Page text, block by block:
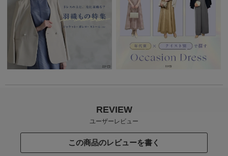
REVIEW
ユーザーレビュー
この商品のレビューを書く